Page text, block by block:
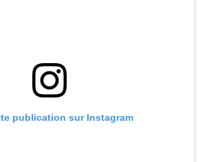
publication sur Instagram